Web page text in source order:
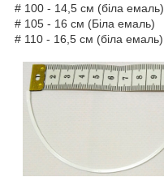
# 100 - 14,5 см (біла емаль)
# 105 - 16 см (Біла емаль)
# 110 - 16,5 см (біла емаль)